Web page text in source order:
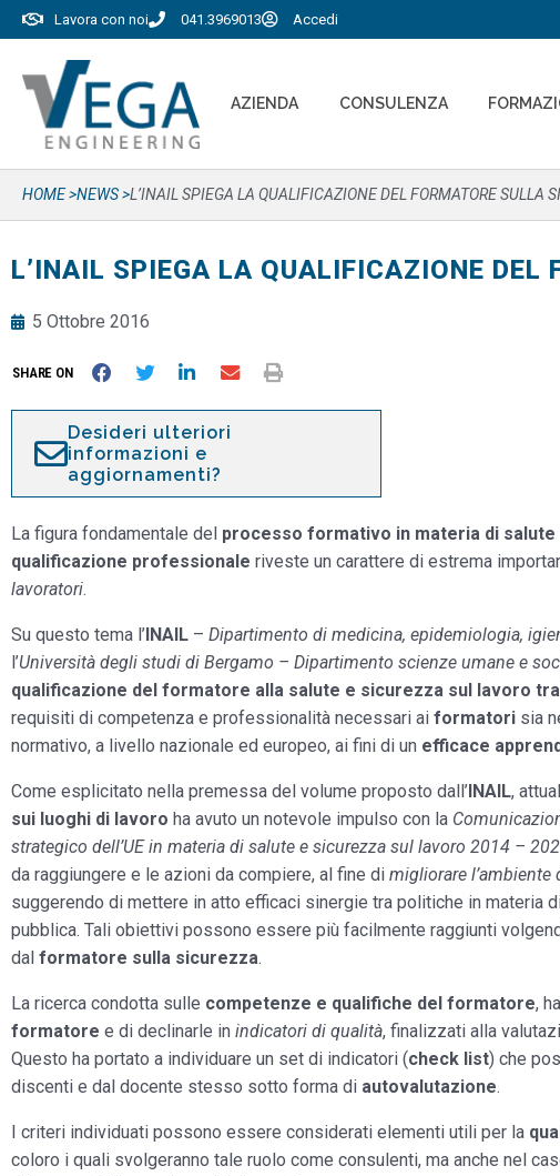
Lavora con noi 041.3969013 Accedi
AZIENDA CONSULENZA
HOME >NEWS >L’INAIL SPIEGA LA QUALIFICAZIONE DEL FORMATORE SULLA
L’INAIL SPIEGA LA QUALIFICAZIONE DEL
5 Ottobre 2016
SHARE ON
Desideri ulteriori
informazioni e
aggiornamenti?
La figura fondamentale del processo formativo in materia di
qualificazione professionale riveste un carattere di estrema
lavoratori.
Su questo tema l’INAIL – Dipartimento di medicina, epidemiologia,
l’Università degli studi di Bergamo – Dipartimento scienze umane e
qualificazione del formatore alla salute e sicurezza sul lavoro
requisiti di competenza e professionalità necessari ai formatori sia
normativo, a livello nazionale ed europeo, ai fini di un efficace
Come esplicitato nella premessa del volume proposto dall’INAIL,
sui luoghi di lavoro ha avuto un notevole impulso con la
strategico dell’UE in materia di salute e sicurezza sul lavoro 2014 –
da raggiungere e le azioni da compiere, al fine di migliorare l’ambiente
suggerendo di mettere in atto efficaci sinergie tra politiche in materia
pubblica. Tali obiettivi possono essere più facilmente raggiunti
dal formatore sulla sicurezza.
La ricerca condotta sulle competenze e qualifiche del formatore,
formatore e di declinarle in indicatori di qualità, finalizzati alla
Questo ha portato a individuare un set di indicatori (check list) che
discenti e dal docente stesso sotto forma di autovalutazione.
I criteri individuati possono essere considerati elementi utili per la
coloro i quali svolgeranno tale ruolo come consulenti, ma anche nel